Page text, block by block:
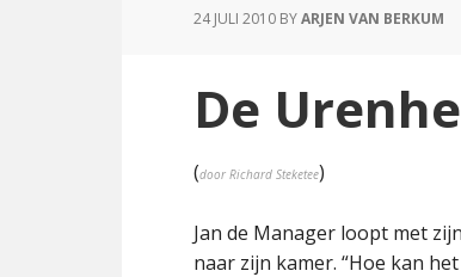
24 JULI 2010 BYARJEN VAN BERKUM
De
(door Richard Steketee)
Jan de Manager loopt met
naar zijn kamer. “Hoe kan